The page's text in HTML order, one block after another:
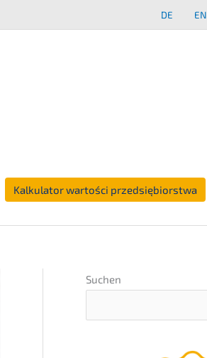
DE EN
Kalkulator wartości przedsiębiorstwa
Suchen